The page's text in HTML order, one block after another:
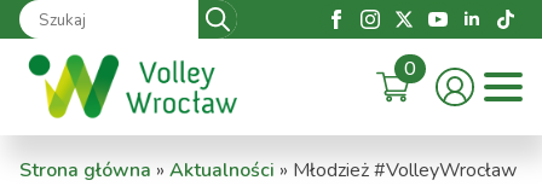
Search
for:
0
Strona główna » Aktualności » Młodzież #VolleyWrocław